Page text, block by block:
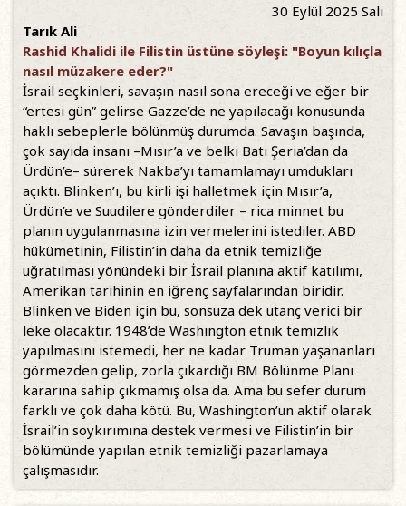
30 Eylül 2025 Salı
Tarık Ali
Rashid Khalidi ile Filistin üstüne söyleşi: "Boyun kılıçla
nasıl müzakere eder?"
İsrail seçkinleri, savaşın nasıl sona ereceği ve eğer bir
“ertesi gün” gelirse Gazze’de ne yapılacağı konusunda
haklı sebeplerle bölünmüş durumda. Savaşın başında,
çok sayıda insanı –Mısır’a ve belki Batı Şeria’dan da
Ürdün’e– sürerek Nakba’yı tamamlamayı umdukları
açıktı. Blinken’ı, bu kirli işi halletmek için Mısır’a,
Ürdün’e ve Suudilere gönderdiler – rica minnet bu
planın uygulanmasına izin vermelerini istediler. ABD
hükümetinin, Filistin’in daha da etnik temizliğe
uğratılması yönündeki bir İsrail planına aktif katılımı,
Amerikan tarihinin en iğrenç sayfalarından biridir.
Blinken ve Biden için bu, sonsuza dek utanç verici bir
leke olacaktır. 1948’de Washington etnik temizlik
yapılmasını istemedi, her ne kadar Truman yaşananları
görmezden gelip, zorla çıkardığı BM Bölünme Planı
kararına sahip çıkmamış olsa da. Ama bu sefer durum
farklı ve çok daha kötü. Bu, Washington’un aktif olarak
İsrail’in soykırımına destek vermesi ve Filistin’in bir
bölümünde yapılan etnik temizliği pazarlamaya
çalışmasıdır.